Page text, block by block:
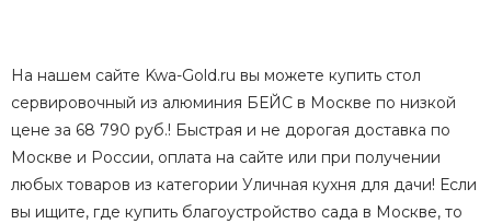
На нашем сайте Kwa-Gold.ru вы можете купить стол
сервировочный из алюминия БЕЙС в Москве по низкой
цене за 68 790 руб.! Быстрая и не дорогая доставка по
Москве и России, оплата на сайте или при получении
любых товаров из категории Уличная кухня для дачи! Если
вы ищите, где купить благоустройство сада в Москве, то